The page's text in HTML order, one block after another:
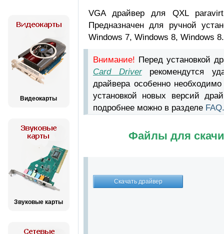
Видеокарты
Звуковые карты
VGA драйвер для QXL
Предназначен для ручной
Windows 7, Windows 8, Windows
Внимание! Перед установкой
Card Driverрекомендутся
драйвера особенно
установкой новых версий
подробнее можно в разделе FAQ.
Файлы для